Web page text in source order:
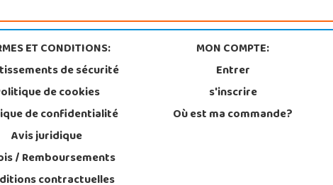
ET CONDITIONS:
de sécurité
de cookies
de confidentialité
Avis juridique
/ Remboursements
MON COMPTE:
Entrer
s'inscrire
Où est ma commande?